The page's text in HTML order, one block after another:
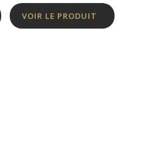
VOIR LE PRODUIT